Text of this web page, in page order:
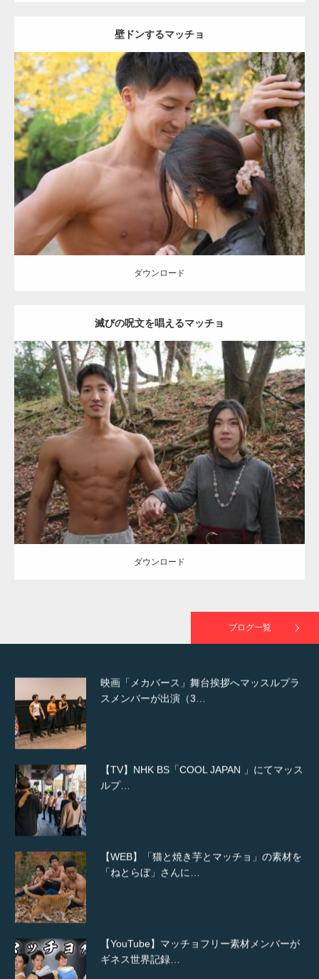
壁ドンするマッチョ
Update: 2021.07.8
Category:公園のマッチョ その他 AKIHITO(細マッチョ) 大胸筋 肩 腹
筋
ダウンロード
滅びの呪文を唱えるマッチョ
Update:2021.07.8
Category:公園のマッチョ その他 AKIHITO(細マッチョ) 大胸筋 腹筋
ダウンロード
ダウンロード
ブログ一覧
【YouTube】マッチョフリー素材メンバーが
ギネス世界記録…
【TV】TBS番組「ひるおび」にてマッスルプ
ラスが紹介されま…
TOKYO FMラジオ番組「ONE MORNING」
で紹介さ…
NHK「所さん！事件ですよ」に取材されまし
た（6/8放送）
映画「メカバース」舞台挨拶へマッスルプラ
スメンバーが出演（3…
【TV】NHK BS「COOL JAPAN 」にてマッス
ルプ…
【WEB】「猫と焼き芋とマッチョ」の素材を
「ねとらぼ」さんに…
【YouTube】マッチョフリー素材メンバーが
ギネス世界記録…